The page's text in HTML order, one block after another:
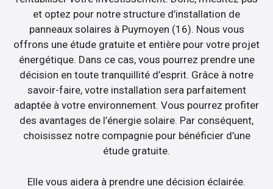
et optez pour notre structure d’installation de
panneaux solaires à Puymoyen (16). Nous vous
offrons une étude gratuite et entière pour votre projet
énergétique. Dans ce cas, vous pourrez prendre une
décision en toute tranquillité d’esprit. Grâce à notre
savoir-faire, votre installation sera parfaitement
adaptée à votre environnement. Vous pourrez profiter
des avantages de l’énergie solaire. Par conséquent,
choisissez notre compagnie pour bénéficier d’une
étude gratuite.
Elle vous aidera à prendre une décision éclairée.